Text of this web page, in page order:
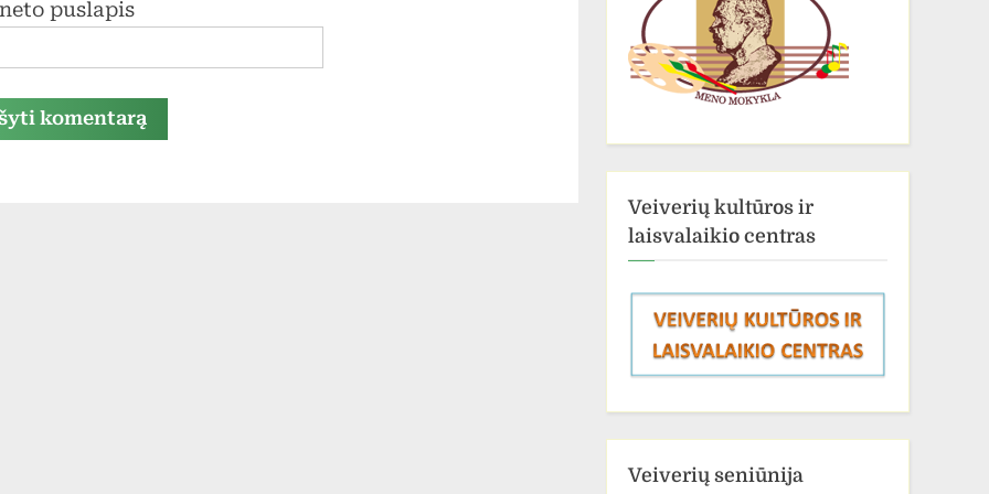
puslapis
Veiverių kultūros ir
laisvalaikio centras
Veiverių seniūnija